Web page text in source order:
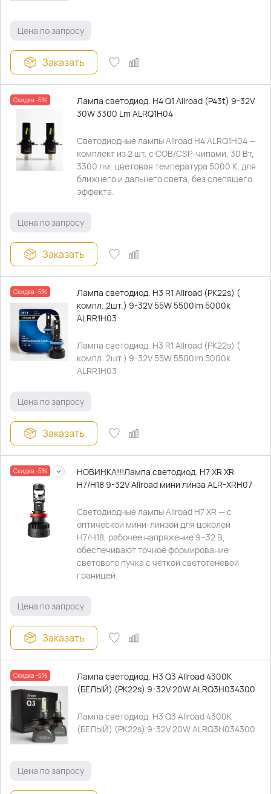
Цена по запросу
Заказать
Скидка -5%
Лампа светодиод. H4 Q1 Allroad (P43t) 9-32V
30W 3300 Lm ALRQ1H04
Светодиодные лампы Allroad H4 ALRQ1H04 —
комплект из 2 шт. с COB/CSP-чипами, 30 Вт,
3300 лм, цветовая температура 5000 К, для
ближнего и дальнего света, без слепящего
эффекта.
Цена по запросу
Заказать
Скидка -5%
Лампа светодиод. H3 R1 Allroad (PK22s) (
компл. 2шт.) 9-32V 55W 5500lm 5000k
ALRR1H03
Лампа светодиод. H3 R1 Allroad (PK22s) (
компл. 2шт.) 9-32V 55W 5500lm 5000k
ALRR1H03
Цена по запросу
Заказать
Скидка -5%
НОВИНКА!!!Лампа светодиод. H7 XR XR
H7/H18 9-32V Allroad мини линза ALR-XRH07
Светодиодные лампы Allroad H7 XR — с
оптической мини-линзой для цоколей
H7/H18, рабочее напряжение 9–32 В,
обеспечивают точное формирование
светового пучка с чёткой светотеневой
границей.
Цена по запросу
Заказать
Скидка -5%
Лампа светодиод. H3 Q3 Allroad 4300К
(БЕЛЫЙ) (PK22s) 9-32V 20W ALRQ3H034300
Лампа светодиод. H3 Q3 Allroad 4300К
(БЕЛЫЙ) (PK22s) 9-32V 20W ALRQ3H034300
Цена по запросу